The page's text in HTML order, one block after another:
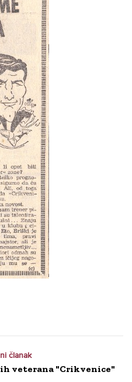
članak
veterana "Crikvenice"